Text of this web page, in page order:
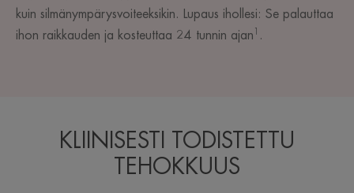
kuin silmänympärysvoiteeksikin. Lupaus ihollesi: Se palauttaa
ihon raikkauden ja kosteuttaa 24 tunnin ajan 1 . ​
KLIINISESTI TODISTETTU
TEHOKKUUS